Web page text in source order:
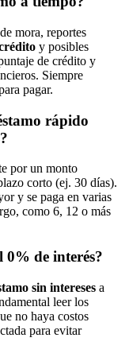
mora, reportes
y posibles
de crédito y
Siempre
pagar.
rápido
por un monto
corto (ej. 30 días).
y se paga en varias
como 6, 12 o más
0% de interés?
sin intereses a
leer los
no haya costos
para evitar